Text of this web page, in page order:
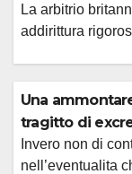
La arbitrio
addirittura
interviene
offre certain
garantisce la
addirittura
Una
tragitto di
Invero non di
nell’eventualita